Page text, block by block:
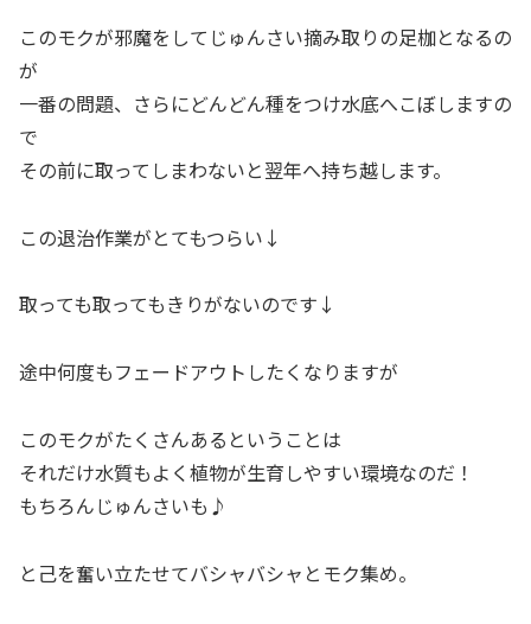
このモクが邪魔をしてじゅんさい摘み取りの足枷となるの
が
一番の問題、さらにどんどん種をつけ水底へこぼしますの
で
その前に取ってしまわないと翌年へ持ち越します。
この退治作業がとてもつらい↓
取っても取ってもきりがないのです↓
途中何度もフェードアウトしたくなりますが
このモクがたくさんあるということは
それだけ水質もよく植物が生育しやすい環境なのだ！
もちろんじゅんさいも♪
と己を奮い立たせてバシャバシャとモク集め。